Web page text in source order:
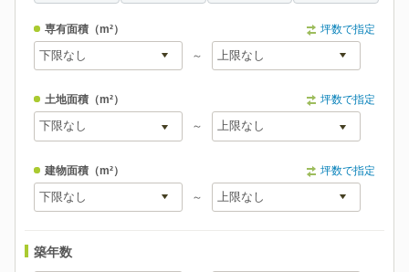
専有面積（m²） 坪数で指定
～
土地面積（m²） 坪数で指定
～
建物面積（m²） 坪数で指定
～
築年数